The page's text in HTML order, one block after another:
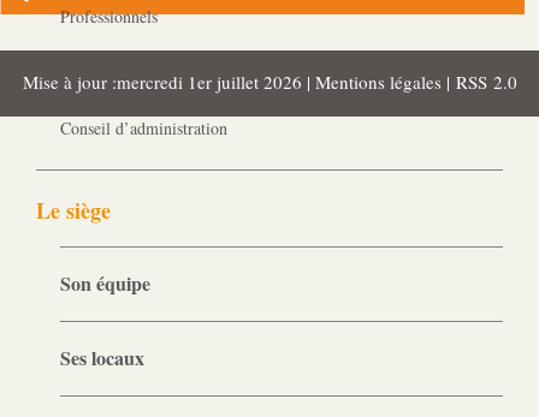
Professionnels
Gouvernance
Conseil d’administration
Le siège
Son équipe
Ses locaux
Mise à jour :mercredi 1er juillet 2026 | Mentions légales | RSS 2.0